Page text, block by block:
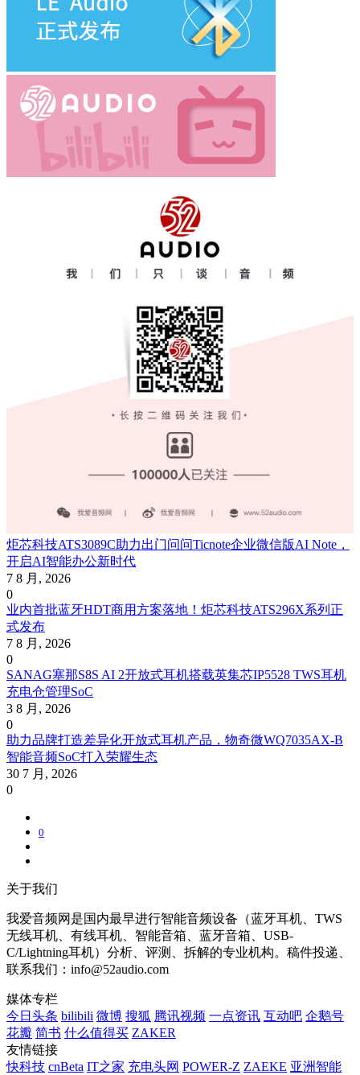
炬芯科技ATS3089C助力出门问问Ticnote企业微信版AI Note，
开启AI智能办公新时代
7 8 月, 2026
0
业内首批蓝牙HDT商用方案落地！炬芯科技ATS296X系列正
式发布
7 8 月, 2026
0
SANAG塞那S8S AI 2开放式耳机搭载英集芯IP5528 TWS耳机
充电仓管理SoC
3 8 月, 2026
0
助力品牌打造差异化开放式耳机产品，物奇微WQ7035AX-B
智能音频SoC打入荣耀生态
30 7 月, 2026
0
0
关于我们
我爱音频网是国内最早进行智能音频设备（蓝牙耳机、TWS
无线耳机、有线耳机、智能音箱、蓝牙音箱、USB-
C/Lightning耳机）分析、评测、拆解的专业机构。稿件投递、
联系我们：info@52audio.com
媒体专栏
今日头条 bilibili 微博 搜狐 腾讯视频 一点资讯 互动吧 企鹅号
花瓣 简书 什么值得买 ZAKER
友情链接
快科技 cnBeta IT之家 充电头网 POWER-Z ZAEKE 亚洲智能